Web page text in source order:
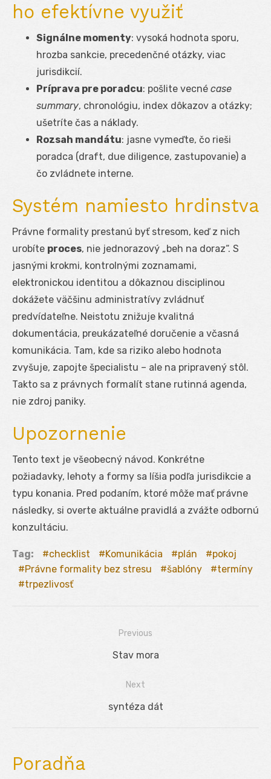
ho efektívne využiť
Signálne momenty: vysoká hodnota sporu,
hrozba sankcie, precedenčné otázky, viac
jurisdikcií.
Príprava pre poradcu: pošlite vecné case
summary, chronológiu, index dôkazov a otázky;
ušetríte čas a náklady.
Rozsah mandátu: jasne vymeďte, čo rieši
poradca (draft, due diligence, zastupovanie) a
čo zvládnete interne.
Systém namiesto hrdinstva
Právne formality prestanú byť stresom, keď z nich
urobíte proces, nie jednorazový „beh na doraz“. S
jasnými krokmi, kontrolnými zoznamami,
elektronickou identitou a dôkaznou disciplinou
dokážete väčšinu administratívy zvládnuť
predvídateľne. Neistotu znižuje kvalitná
dokumentácia, preukázateľné doručenie a včasná
komunikácia. Tam, kde sa riziko alebo hodnota
zvyšuje, zapojte špecialistu – ale na pripravený stôl.
Takto sa z právnych formalít stane rutinná agenda,
nie zdroj paniky.
Upozornenie
Tento text je všeobecný návod. Konkrétne
požiadavky, lehoty a formy sa líšia podľa jurisdikcie a
typu konania. Pred podaním, ktoré môže mať právne
následky, si overte aktuálne pravidlá a zvážte odbornú
konzultáciu.
Tag: checklist Komunikácia plán
pokoj
Právne formality bez stresu
šablóny
termíny
trpezlivosť
Previous
Previous
Stav mora
Next
Next
syntéza dát
Poradňa